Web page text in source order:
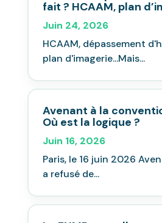
fait ? HCAAM, plan
Juin 24, 2026
HCAAM, dépassement
plan d'imagerie...Mais...
Avenant à la
Où est la logique ?
Juin 16, 2026
Paris, le 16 juin 2026
a refusé de...